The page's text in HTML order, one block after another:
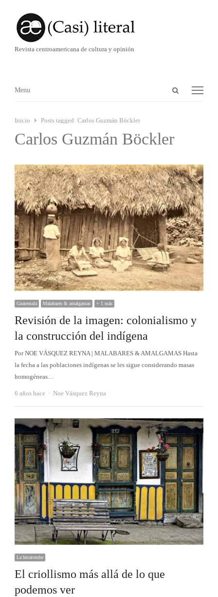
Revista centroamericana de cultura y opinión
Abrir
Menú
Menu
Inicio Posts tagged: Carlos Guzmán Böckler
Carlos Guzmán Böckler
Guatemala Malabares & amalgamas + 1 más
Revisión de la imagen: colonialismo y
la construcción del indígena
Por NOE VÁSQUEZ REYNA | MALABARES & AMALGAMAS Hasta
la fecha a las poblaciones indígenas se les sigue considerando masas
homogéneas…
6 años hace Autor
Noe Vásquez Reyna
La hecatombe
El criollismo más allá de lo que
podemos ver